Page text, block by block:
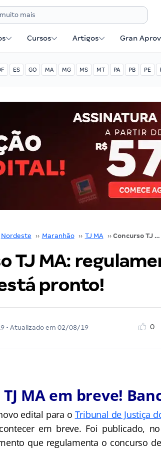
Cursos Artigos Gran
ES GO MA MG MS MT PA PB PE
Nordeste ›› Maranhão ›› TJ MA ›› Concurso TJ MA: regulamento de remoção interna está pronto!
TJ MA:
pronto!
• Atualizado em 02/08/19 0
MA em breve!
edital para o Tribunal de Justiça
em breve. Foi publicado,
que regulamenta o concurso